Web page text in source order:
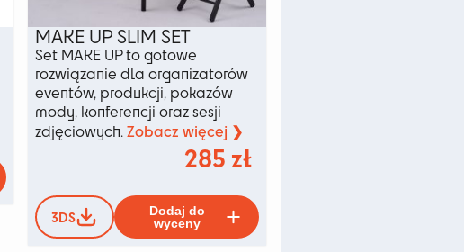
Ten
produkt
wiele
wariantów.
MAKE UP SLIM SET
Set MAKE UP to gotowe
rozwiązanie dla organizatorów
eventów, produkcji, pokazów
mody, konferencji oraz sesji
zdjęciowych. Zobacz więcej ❯
285 zł
3DS
Dodaj do
wyceny
Ten
produkt